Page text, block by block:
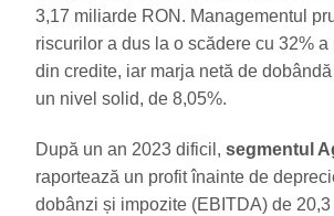
3,17 miliarde RON. Managementul
riscurilor a dus la o scădere cu 32%
din credite, iar marja netă de
un nivel solid, de 8,05%.
După un an 2023 dificil, segmentul
raportează un profit înainte de
dobânzi și impozite (EBITDA) de